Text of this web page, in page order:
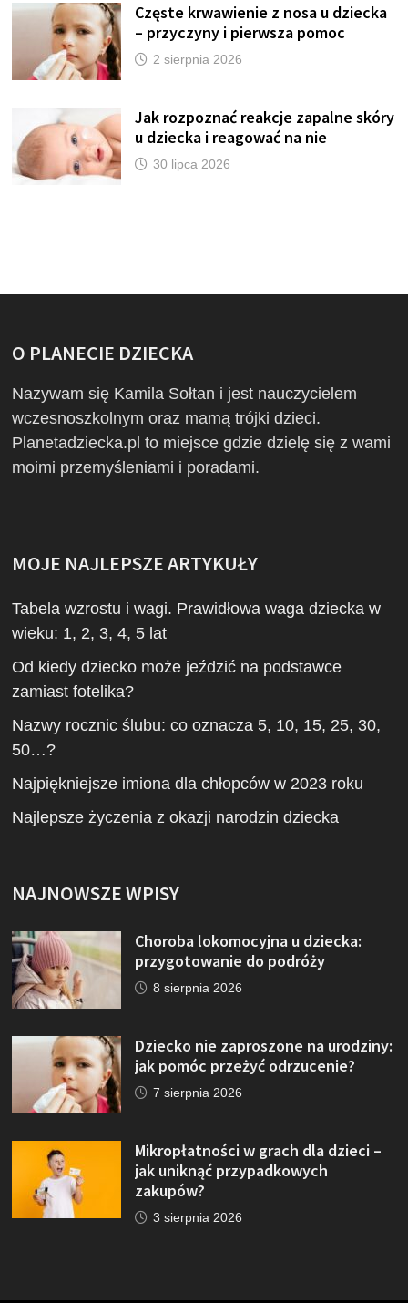
Częste krwawienie z nosa u dziecka
– przyczyny i pierwsza pomoc
2 sierpnia 2026
Jak rozpoznać reakcje zapalne skóry
u dziecka i reagować na nie
30 lipca 2026
O PLANECIE DZIECKA
Nazywam się Kamila Sołtan i jest nauczycielem
wczesnoszkolnym oraz mamą trójki dzieci.
Planetadziecka.pl to miejsce gdzie dzielę się z wami
moimi przemyśleniami i poradami.
MOJE NAJLEPSZE ARTYKUŁY
Tabela wzrostu i wagi. Prawidłowa waga dziecka w
wieku: 1, 2, 3, 4, 5 lat
Od kiedy dziecko może jeździć na podstawce
zamiast fotelika?
Nazwy rocznic ślubu: co oznacza 5, 10, 15, 25, 30,
50…?
Najpiękniejsze imiona dla chłopców w 2023 roku
Najlepsze życzenia z okazji narodzin dziecka
NAJNOWSZE WPISY
Choroba lokomocyjna u dziecka:
przygotowanie do podróży
8 sierpnia 2026
Dziecko nie zaproszone na urodziny:
jak pomóc przeżyć odrzucenie?
7 sierpnia 2026
Mikropłatności w grach dla dzieci –
jak uniknąć przypadkowych
zakupów?
3 sierpnia 2026